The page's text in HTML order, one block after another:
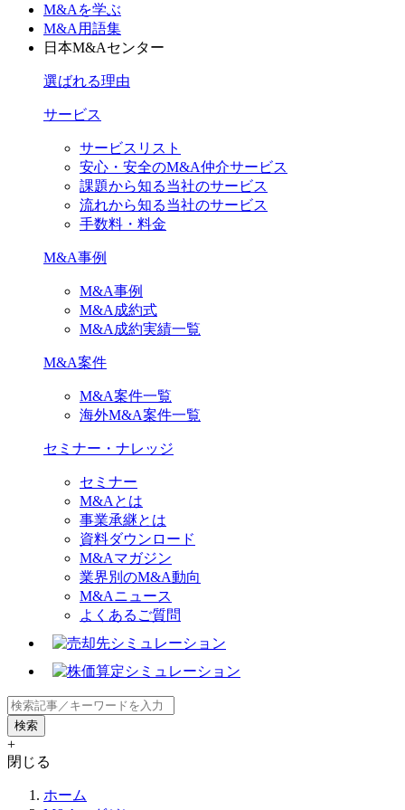
M&Aを学ぶ
M&A用語集
日本M&Aセンター
選ばれる理由
サービス
サービスリスト
安心・安全のM&A仲介サービス
課題から知る当社のサービス
流れから知る当社のサービス
手数料・料金
M&A事例
M&A事例
M&A成約式
M&A成約実績一覧
M&A案件
M&A案件一覧
海外M&A案件一覧
セミナー・ナレッジ
セミナー
M&Aとは
事業承継とは
資料ダウンロード
M&Aマガジン
業界別のM&A動向
M&Aニュース
よくあるご質問
+
閉じる
ホーム